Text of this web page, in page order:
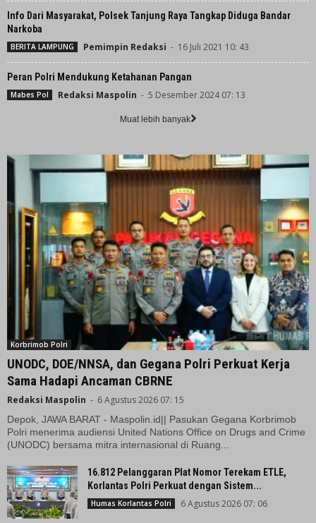
Info Dari Masyarakat, Polsek Tanjung Raya Tangkap Diduga Bandar
Narkoba
BERITA LAMPUNG Pemimpin Redaksi - 16 Juli 2021 10: 43
Peran Polri Mendukung Ketahanan Pangan
Mabes Pol Redaksi Maspolin - 5 Desember 2024 07: 13
Muat lebih banyak
Korbrimob Polri
UNODC, DOE/NNSA, dan Gegana Polri Perkuat Kerja
Sama Hadapi Ancaman CBRNE
Redaksi Maspolin - 6 Agustus 2026 07: 15
Depok, JAWA BARAT - Maspolin.id|| Pasukan Gegana Korbrimob
Polri menerima audiensi United Nations Office on Drugs and Crime
(UNODC) bersama mitra internasional di Ruang...
16.812 Pelanggaran Plat Nomor Terekam ETLE,
Korlantas Polri Perkuat dengan Sistem...
Humas Korlantas Polri 6 Agustus 2026 07: 06